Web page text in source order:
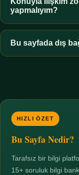
zorunluluktur.
yapmalıyım?
Zaman sınırı
profesyonel destek
mevcuttur; yardım
Bu sayfada dış
HIZLI ÖZET
Bu Sayfa Nedir?
Tarafsız bir bilgi
15+ soruluk bilgi